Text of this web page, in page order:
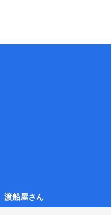
渡船屋さん